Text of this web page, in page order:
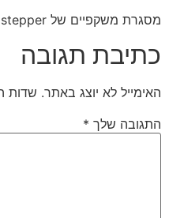
מסגרת משקפיים של stepper – משקפיים עד הבית
כתיבת תגובה
האימייל לא יוצג באתר. שדות
התגובה שלך *